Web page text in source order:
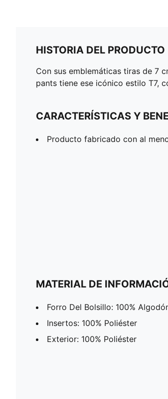
HISTORIA DEL PRODUCTO
Con sus emblemáticas tiras de 7
pants tiene ese icónico estilo T7,
CARACTERÍSTICAS Y
Producto fabricado con al
MATERIAL DE
Forro Del Bolsillo: 100%
Insertos: 100% Poliéster
Exterior: 100% Poliéster